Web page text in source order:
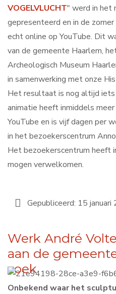
VOGELVLUCHT" werd in het
gepresenteerd en in de
echt online op YouTube. Dit
van de gemeente Haarlem,
Archeologisch Museum
in samenwerking met onze
Het resultaat is nog altijd
animatie heeft inmiddels
YouTube en is vijf dagen per
in het bezoekerscentrum
Het bezoekerscentrum heeft
mogen verwelkomen.
Gepubliceerd: 15 januari
Werk André
aan de
zoek
Onbekend waar het